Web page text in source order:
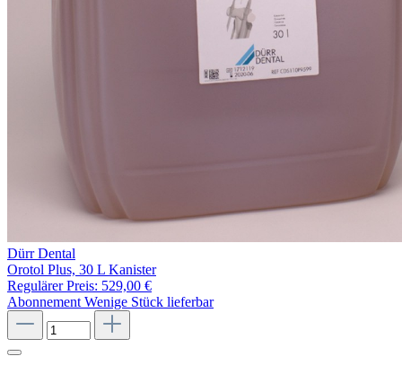
Dürr Dental
Orotol Plus, 30 L Kanister
Regulärer Preis: 529,00 €
Abonnement Wenige Stück lieferbar